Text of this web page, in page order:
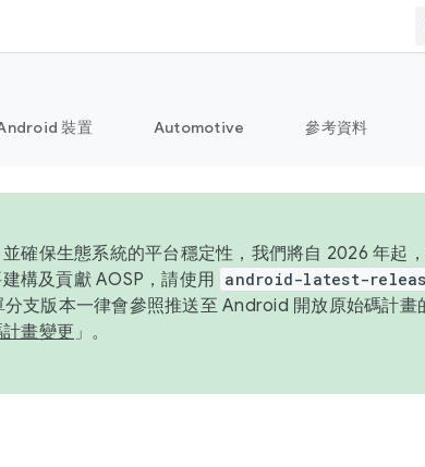
裝置 Automotive 參考資料
確保生態系統的平台穩定性，我們將自 2026 年起
構及貢獻 AOSP，請使用 android-latest-
分支版本一律會參照推送至 Android 開放原始碼計畫
畫變更 」。